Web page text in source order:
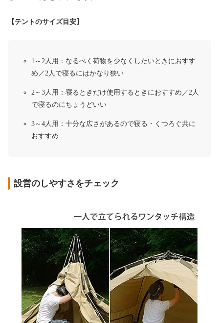
【テントのサイズ目安】
1～2人用：なるべく荷物を少なくしたいときにおすす
め／2人で寝るにはかなり狭い
2～3人用：寝るときだけ使用するときにおすすめ／2人
で寝るのにちょうどいい
3～4人用：十分な広さがあるので寝る・くつろぐ共に
おすすめ
設営のしやすさをチェック